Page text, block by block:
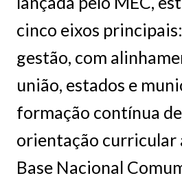
cinco eixos
gestão, com
união, estados e
formação contínua
orientação curricular
Base Nacional